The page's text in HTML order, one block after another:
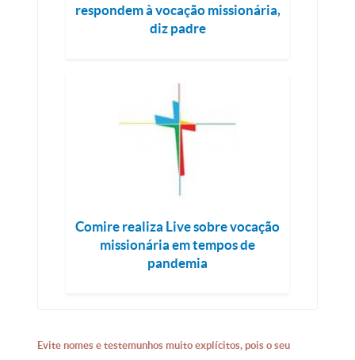
respondem à vocação missionária,
diz padre
Comire realiza Live sobre vocação
missionária em tempos de
pandemia
Evite nomes e testemunhos muito explícitos, pois o seu